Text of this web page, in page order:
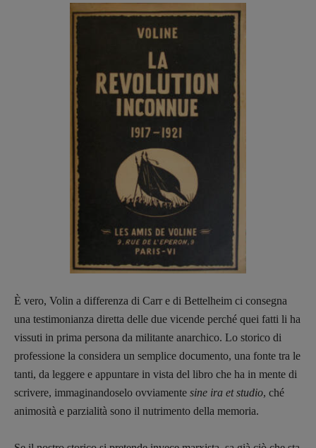
È vero, Volin a differenza di Carr e di Bettelheim ci consegna
una testimonianza diretta delle due vicende perché quei fatti li ha
vissuti in prima persona da militante anarchico. Lo storico di
professione la considera un semplice documento, una fonte tra le
tanti, da leggere e appuntare in vista del libro che ha in mente di
scrivere, immaginandoselo ovviamente sine ira et studio, ché
animosità e parzialità sono il nutrimento della memoria.